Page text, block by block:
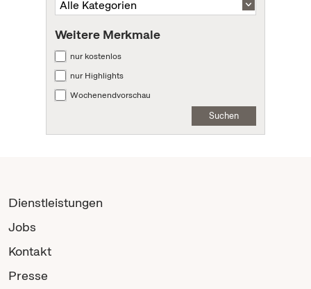
Weitere Merkmale
nur kostenlos
nur Highlights
Wochenendvorschau
Suchen
Dienstleistungen
Jobs
Kontakt
Presse